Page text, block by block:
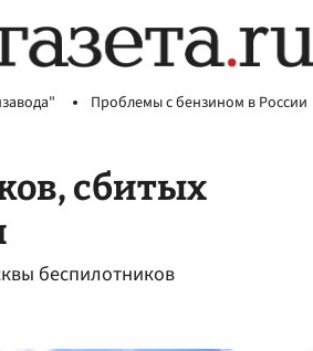
Проблемы с бензином в России
сбитых
беспилотников